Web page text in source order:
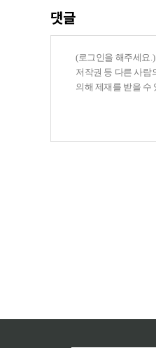
댓글